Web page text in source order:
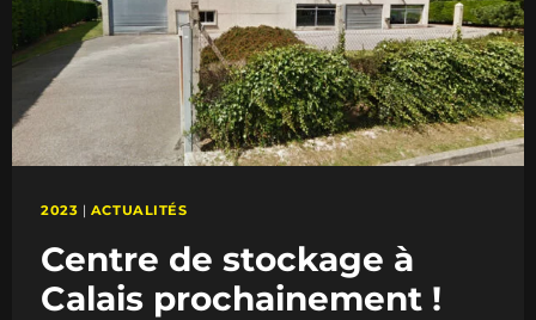
DE
CALAIS
2023 | ACTUALITÉS
Centre de stockage à
Calais prochainement !